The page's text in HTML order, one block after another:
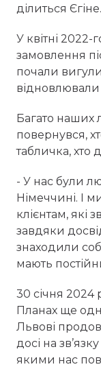
ділиться Єгіне.
У квітні
замовлення
почали
відновлювали
Багато наших
повернувся,
табличка, хто
- У нас були
Німеччині. І
клієнтам, які
завдяки
знаходили
мають
30 січня 2024
Планах ще
Львові
досі на
якими нас